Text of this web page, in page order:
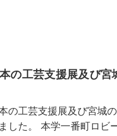
の工芸支援展及び
の工芸支援展及び宮城
した。 本学一番町ロ